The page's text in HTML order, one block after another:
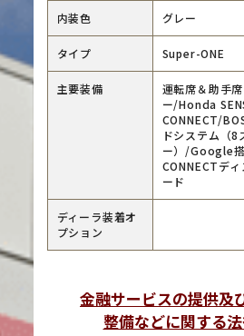
内装色 グレー
タイプ Super-ONE
主要装備
運転席＆助手
ー/Honda
CONNECT/
ドシステム（8
ー）/Google
CONNECTデ
ード
ディーラ装着オ
プション
金融サービスの提供及
整備などに関する